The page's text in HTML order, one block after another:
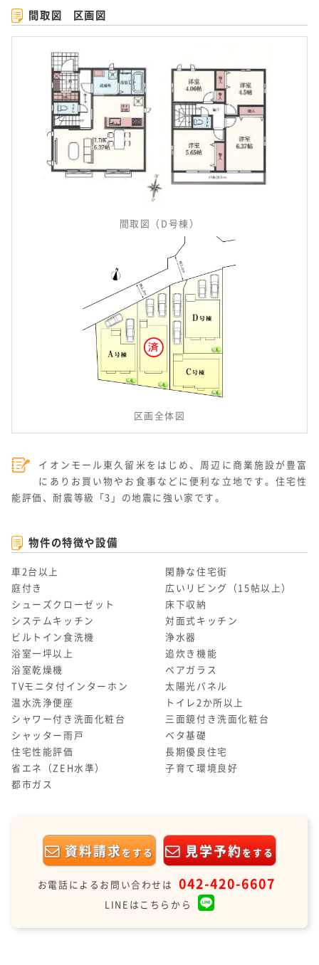
間取図 区画図
間取図（D号棟）
区画全体図
イオンモール東久留米をはじめ、周辺に商業施設が豊富
にありお買い物やお食事などに便利な立地です。住宅性
能評価、耐震等級「3」の地震に強い家です。
物件の特徴や設備
車2台以上
閑静な住宅街
庭付き
広いリビング（15帖以上）
シューズクローゼット
床下収納
システムキッチン
対面式キッチン
ビルトイン食洗機
浄水器
浴室一坪以上
追炊き機能
浴室乾燥機
ペアガラス
TVモニタ付インターホン
太陽光パネル
温水洗浄便座
トイレ2か所以上
シャワー付き洗面化粧台
三面鏡付き洗面化粧台
シャッター雨戸
ベタ基礎
住宅性能評価
長期優良住宅
省エネ（ZEH水準）
子育て環境良好
都市ガス
資料請求をする 見学予約をする
お電話によるお問い合わせは 042-420-6607
LINEはこちらから